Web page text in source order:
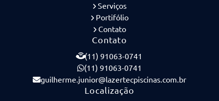
Serviços
Portifólio
Contato
Contato
(11) 91063-0741
(11) 91063-0741
guilherme.junior@lazertecpiscinas.com.br
Localização